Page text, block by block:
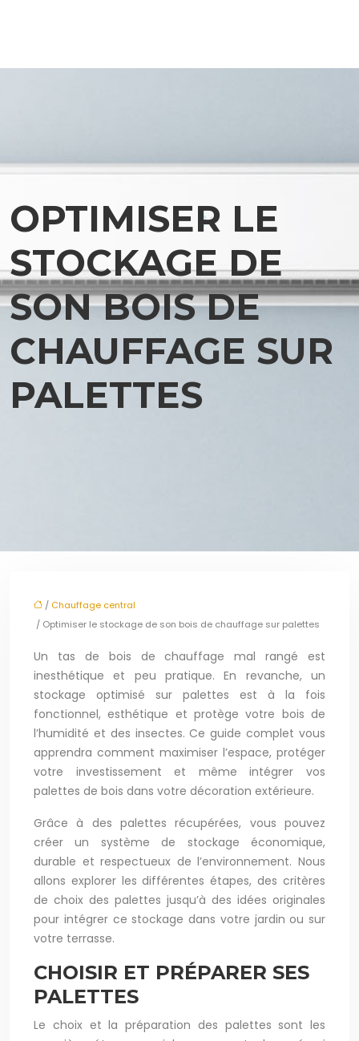
OPTIMISER LE
STOCKAGE DE
SON BOIS DE
CHAUFFAGE SUR
PALETTES
/ Chauffage central
/ Optimiser le stockage de son bois de chauffage sur palettes
Un tas de bois de chauffage mal rangé est
inesthétique et peu pratique. En revanche, un
stockage optimisé sur palettes est à la fois
fonctionnel, esthétique et protège votre bois de
l’humidité et des insectes. Ce guide complet vous
apprendra comment maximiser l’espace, protéger
votre investissement et même intégrer vos
palettes de bois dans votre décoration extérieure.
Grâce à des palettes récupérées, vous pouvez
créer un système de stockage économique,
durable et respectueux de l’environnement. Nous
allons explorer les différentes étapes, des critères
de choix des palettes jusqu’à des idées originales
pour intégrer ce stockage dans votre jardin ou sur
votre terrasse.
CHOISIR ET PRÉPARER SES
PALETTES
Le choix et la préparation des palettes sont les